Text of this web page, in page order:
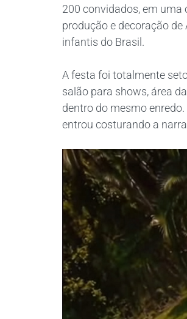
200 convidados, em uma
produção e decoração
infantis do Brasil.
A festa foi totalmente
salão para shows, área
dentro do mesmo
entrou costurando a